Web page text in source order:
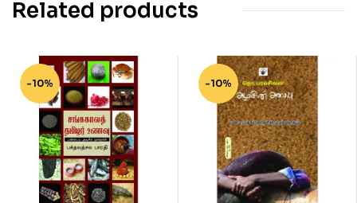
Related products
-10% -10%